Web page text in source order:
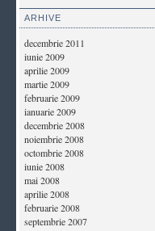
ARHIVE
decembrie 2011
iunie 2009
aprilie 2009
martie 2009
februarie 2009
ianuarie 2009
decembrie 2008
noiembrie 2008
octombrie 2008
iunie 2008
mai 2008
aprilie 2008
februarie 2008
septembrie 2007